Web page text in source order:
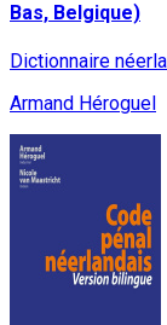
Bas, Belgique)
Dictionnaire
Armand Héroguel